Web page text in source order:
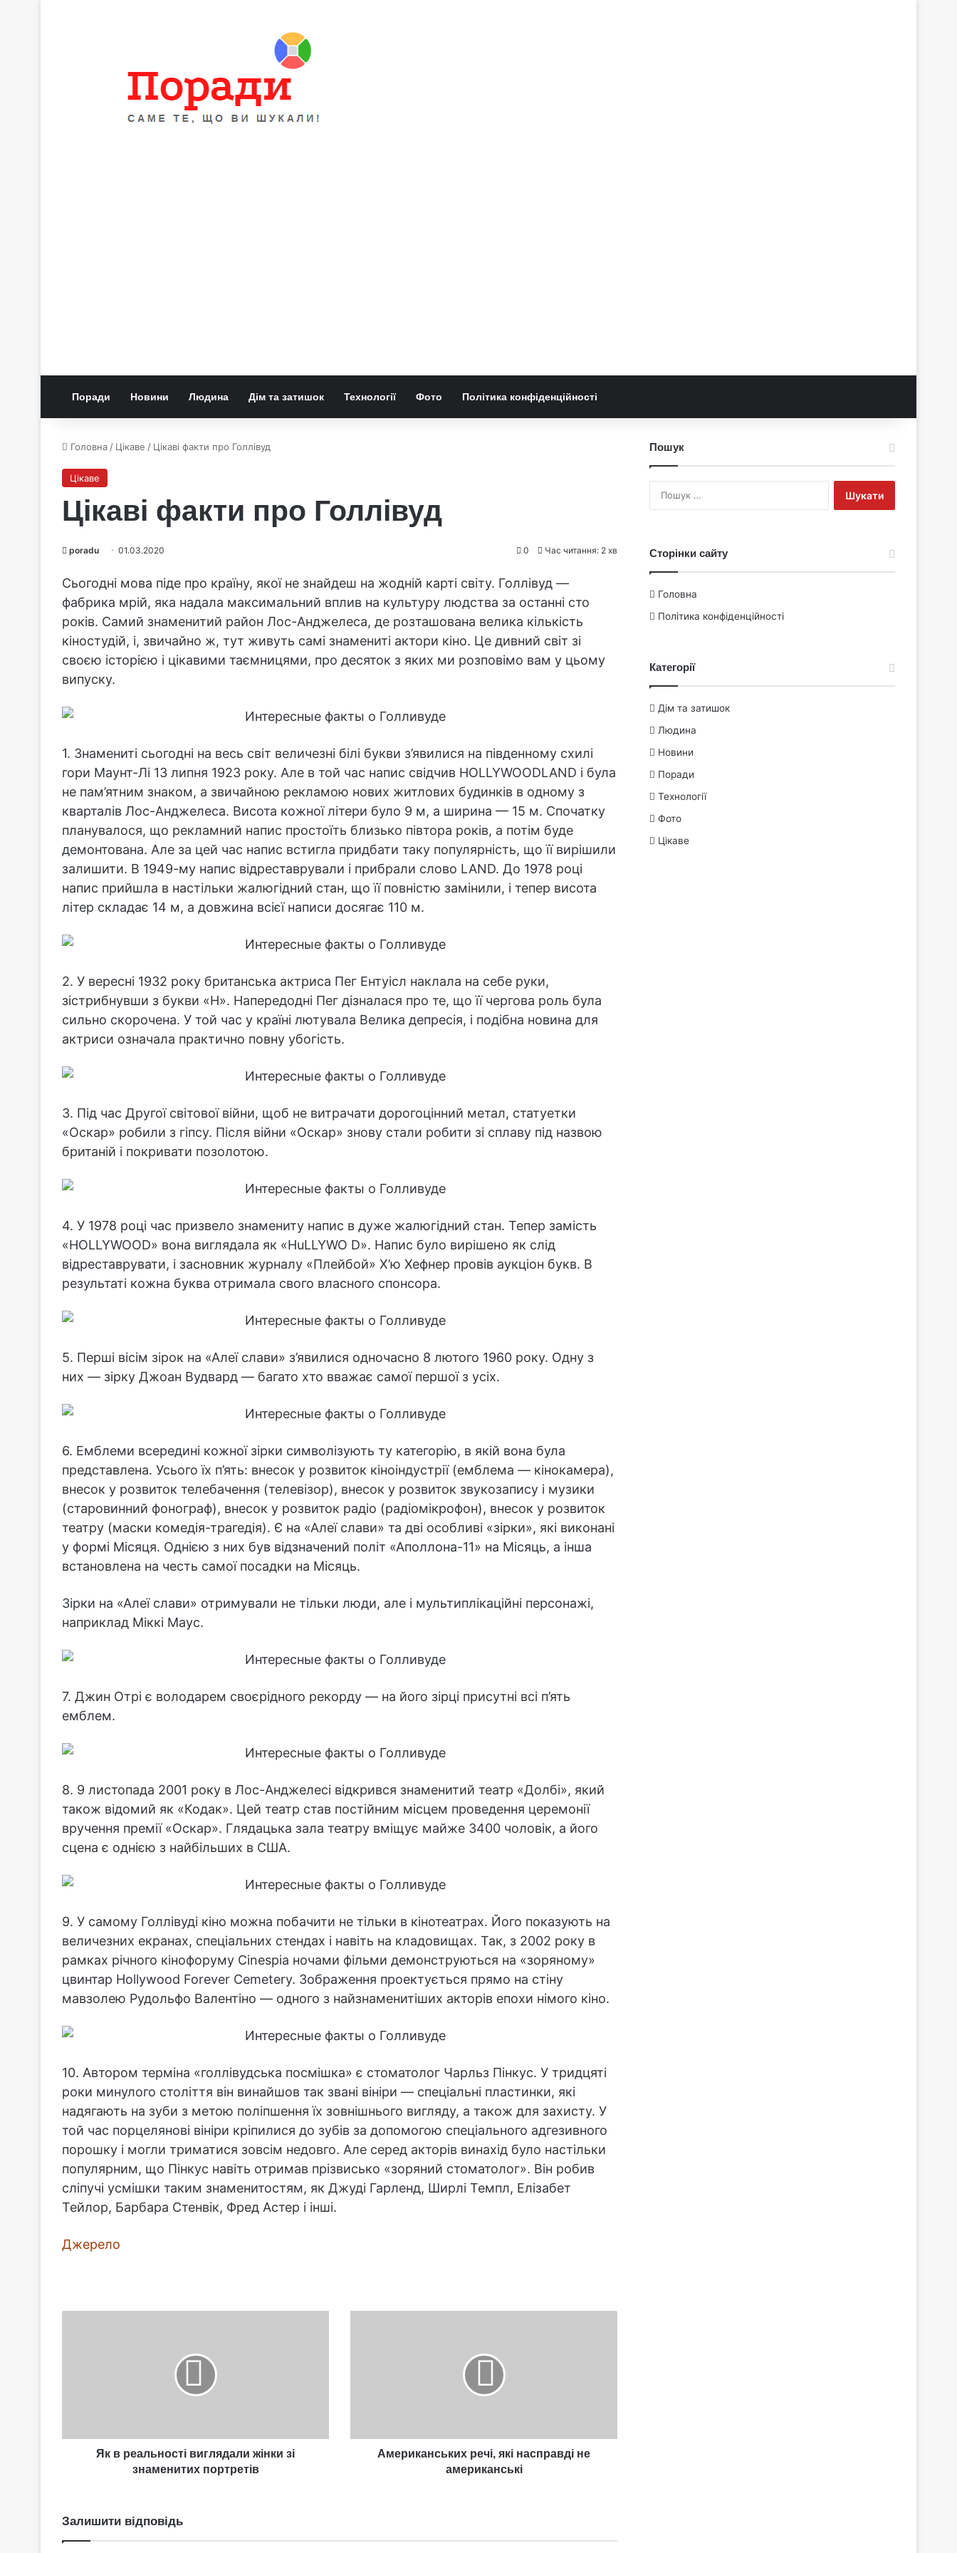
Поради Новини Людина Дім та затишок Технології Фото Політика конфіденційності
Головна / Цікаве / Цікаві факти про Голлівуд
Цікаве
Цікаві факти про Голлівуд
poradu 01.03.2020 0 Час читання: 2 хв
Сьогодні мова піде про країну, якої не знайдеш на жодній карті світу. Голлівуд —
фабрика мрій, яка надала максимальний вплив на культуру людства за останні сто
років. Самий знаменитий район Лос-Анджелеса, де розташована велика кількість
кіностудій, і, звичайно ж, тут живуть самі знамениті актори кіно. Це дивний світ зі
своєю історією і цікавими таємницями, про десяток з яких ми розповімо вам у цьому
випуску.
1. Знамениті сьогодні на весь світ величезні білі букви з’явилися на південному схилі
гори Маунт-Лі 13 липня 1923 року. Але в той час напис свідчив HOLLYWOODLAND і була
не пам’ятним знаком, а звичайною рекламою нових житлових будинків в одному з
кварталів Лос-Анджелеса. Висота кожної літери було 9 м, а ширина — 15 м. Спочатку
планувалося, що рекламний напис простоїть близько півтора років, а потім буде
демонтована. Але за цей час напис встигла придбати таку популярність, що її вирішили
залишити. В 1949-му напис відреставрували і прибрали слово LAND. До 1978 році
напис прийшла в настільки жалюгідний стан, що її повністю замінили, і тепер висота
літер складає 14 м, а довжина всієї написи досягає 110 м.
2. У вересні 1932 року британська актриса Пег Ентуісл наклала на себе руки,
зістрибнувши з букви «Н». Напередодні Пег дізналася про те, що її чергова роль була
сильно скорочена. У той час у країні лютувала Велика депресія, і подібна новина для
актриси означала практично повну убогість.
3. Під час Другої світової війни, щоб не витрачати дорогоцінний метал, статуетки
«Оскар» робили з гіпсу. Після війни «Оскар» знову стали робити зі сплаву під назвою
британій і покривати позолотою.
4. У 1978 році час призвело знамениту напис в дуже жалюгідний стан. Тепер замість
«HOLLYWOOD» вона виглядала як «HuLLYWO D». Напис було вирішено як слід
відреставрувати, і засновник журналу «Плейбой» Х’ю Хефнер провів аукціон букв. В
результаті кожна буква отримала свого власного спонсора.
5. Перші вісім зірок на «Алеї слави» з’явилися одночасно 8 лютого 1960 року. Одну з
них — зірку Джоан Вудвард — багато хто вважає самої першої з усіх.
6. Емблеми всередині кожної зірки символізують ту категорію, в якій вона була
представлена. Усього їх п’ять: внесок у розвиток кіноіндустрії (емблема — кінокамера),
внесок у розвиток телебачення (телевізор), внесок у розвиток звукозапису і музики
(старовинний фонограф), внесок у розвиток радіо (радіомікрофон), внесок у розвиток
театру (маски комедія-трагедія). Є на «Алеї слави» та дві особливі «зірки», які виконані
у формі Місяця. Однією з них був відзначений політ «Аполлона-11» на Місяць, а інша
встановлена на честь самої посадки на Місяць.
Зірки на «Алеї слави» отримували не тільки люди, але і мультиплікаційні персонажі,
наприклад Міккі Маус.
7. Джин Отрі є володарем своєрідного рекорду — на його зірці присутні всі п’ять
емблем.
8. 9 листопада 2001 року в Лос-Анджелесі відкрився знаменитий театр «Долбі», який
також відомий як «Кодак». Цей театр став постійним місцем проведення церемонії
вручення премії «Оскар». Глядацька зала театру вміщує майже 3400 чоловік, а його
сцена є однією з найбільших в США.
9. У самому Голлівуді кіно можна побачити не тільки в кінотеатрах. Його показують на
величезних екранах, спеціальних стендах і навіть на кладовищах. Так, з 2002 року в
рамках річного кінофоруму Cinespia ночами фільми демонструються на «зоряному»
цвинтар Hollywood Forever Cemetery. Зображення проектується прямо на стіну
мавзолею Рудольфо Валентіно — одного з найзнаменитіших акторів епохи німого кіно.
10. Автором терміна «голлівудська посмішка» є стоматолог Чарльз Пінкус. У тридцяті
роки минулого століття він винайшов так звані вініри — спеціальні пластинки, які
надягають на зуби з метою поліпшення їх зовнішнього вигляду, а також для захисту. У
той час порцелянові вініри кріпилися до зубів за допомогою спеціального адгезивного
порошку і могли триматися зовсім недовго. Але серед акторів винахід було настільки
популярним, що Пінкус навіть отримав прізвисько «зоряний стоматолог». Він робив
сліпучі усмішки таким знаменитостям, як Джуді Гарленд, Ширлі Темпл, Елізабет
Тейлор, Барбара Стенвік, Фред Астер і інші.
Джерело
Як в реальності виглядали жінки зі
знаменитих портретів
Американських речі, які насправді не
американські
Залишити відповідь
Пошук
Сторінки сайту
Головна
Політика конфіденційності
Категорії
Дім та затишок
Людина
Новини
Поради
Технології
Фото
Цікаве